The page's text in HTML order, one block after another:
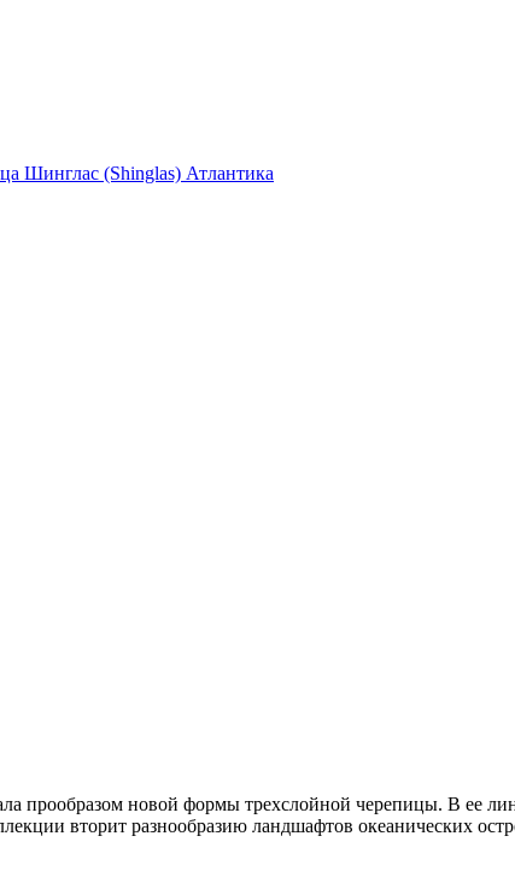
прообразом новой формы трехслойной черепицы. В ее
вторит разнообразию ландшафтов океанических